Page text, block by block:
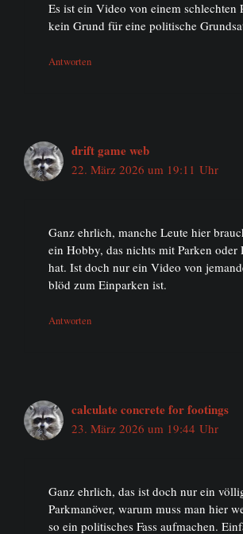
Es ist ein Video von einem schlechten
kein Grund für eine politische
Antworten
drift game web
22. März 2026 um 19:11 Uhr
Ganz ehrlich, manche Leute hier
ein Hobby, das nichts mit Parken oder
hat. Ist doch nur ein Video von
blöd zum Einparken ist.
Antworten
calculate concrete for footings
23. März 2026 um 19:44 Uhr
Ganz ehrlich, das ist doch nur ein
Parkmanöver, warum muss man hier
so ein politisches Fass aufmachen.